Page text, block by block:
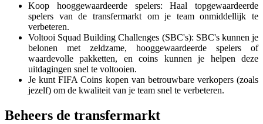
Koop hooggewaardeerde spelers: Haal topgewaardeerde
spelers van de transfermarkt om je team onmiddellijk te
verbeteren.
Voltooi Squad Building Challenges (SBC's): SBC's kunnen je
belonen met zeldzame, hooggewaardeerde spelers of
waardevolle pakketten, en coins kunnen je helpen deze
uitdagingen snel te voltooien.
Je kunt FIFA Coins kopen van betrouwbare verkopers (zoals
jezelf) om de kwaliteit van je team snel te verbeteren.
Beheers de transfermarkt